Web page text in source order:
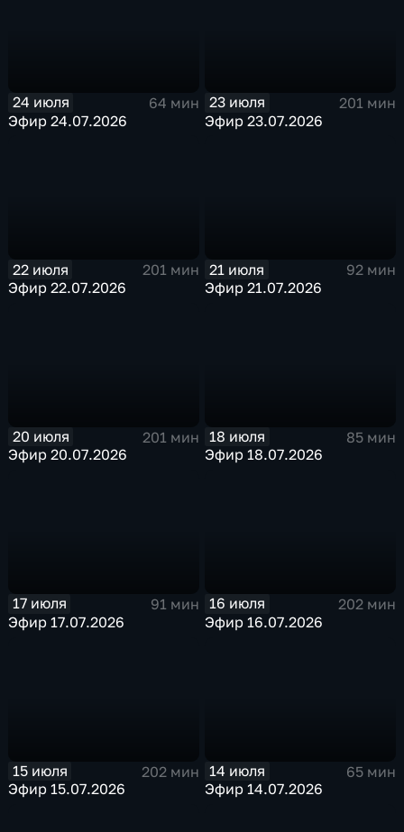
24 июля
64 мин
Эфир 24.07.2026
23 июля
201 мин
Эфир 23.07.2026
22 июля
201 мин
Эфир 22.07.2026
21 июля
92 мин
Эфир 21.07.2026
20 июля
201 мин
Эфир 20.07.2026
18 июля
85 мин
Эфир 18.07.2026
17 июля
91 мин
Эфир 17.07.2026
16 июля
202 мин
Эфир 16.07.2026
15 июля
202 мин
Эфир 15.07.2026
14 июля
65 мин
Эфир 14.07.2026